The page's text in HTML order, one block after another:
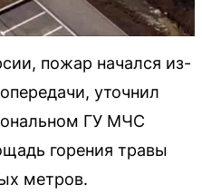
пожар начался из-
уточнил
ГУ МЧС
горения травы
метров.